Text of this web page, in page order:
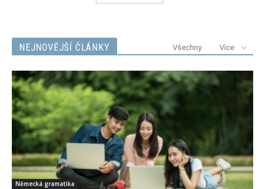
NEJNOVĚJŠÍ ČLÁNKY Všechny Více
Německá gramatika